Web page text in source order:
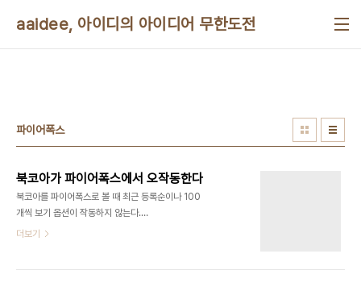
aaidee, 아이디의 아이디어 무한도전
파이어폭스
북코아가 파이어폭스에서 오작동한다
북코아를 파이어폭스로 볼 때 최근 등록순이나 100
개씩 보기 옵션이 작동하지 않는다.
onchange="javascript:location.href('/module/searchByKonan/openBo...
더보기